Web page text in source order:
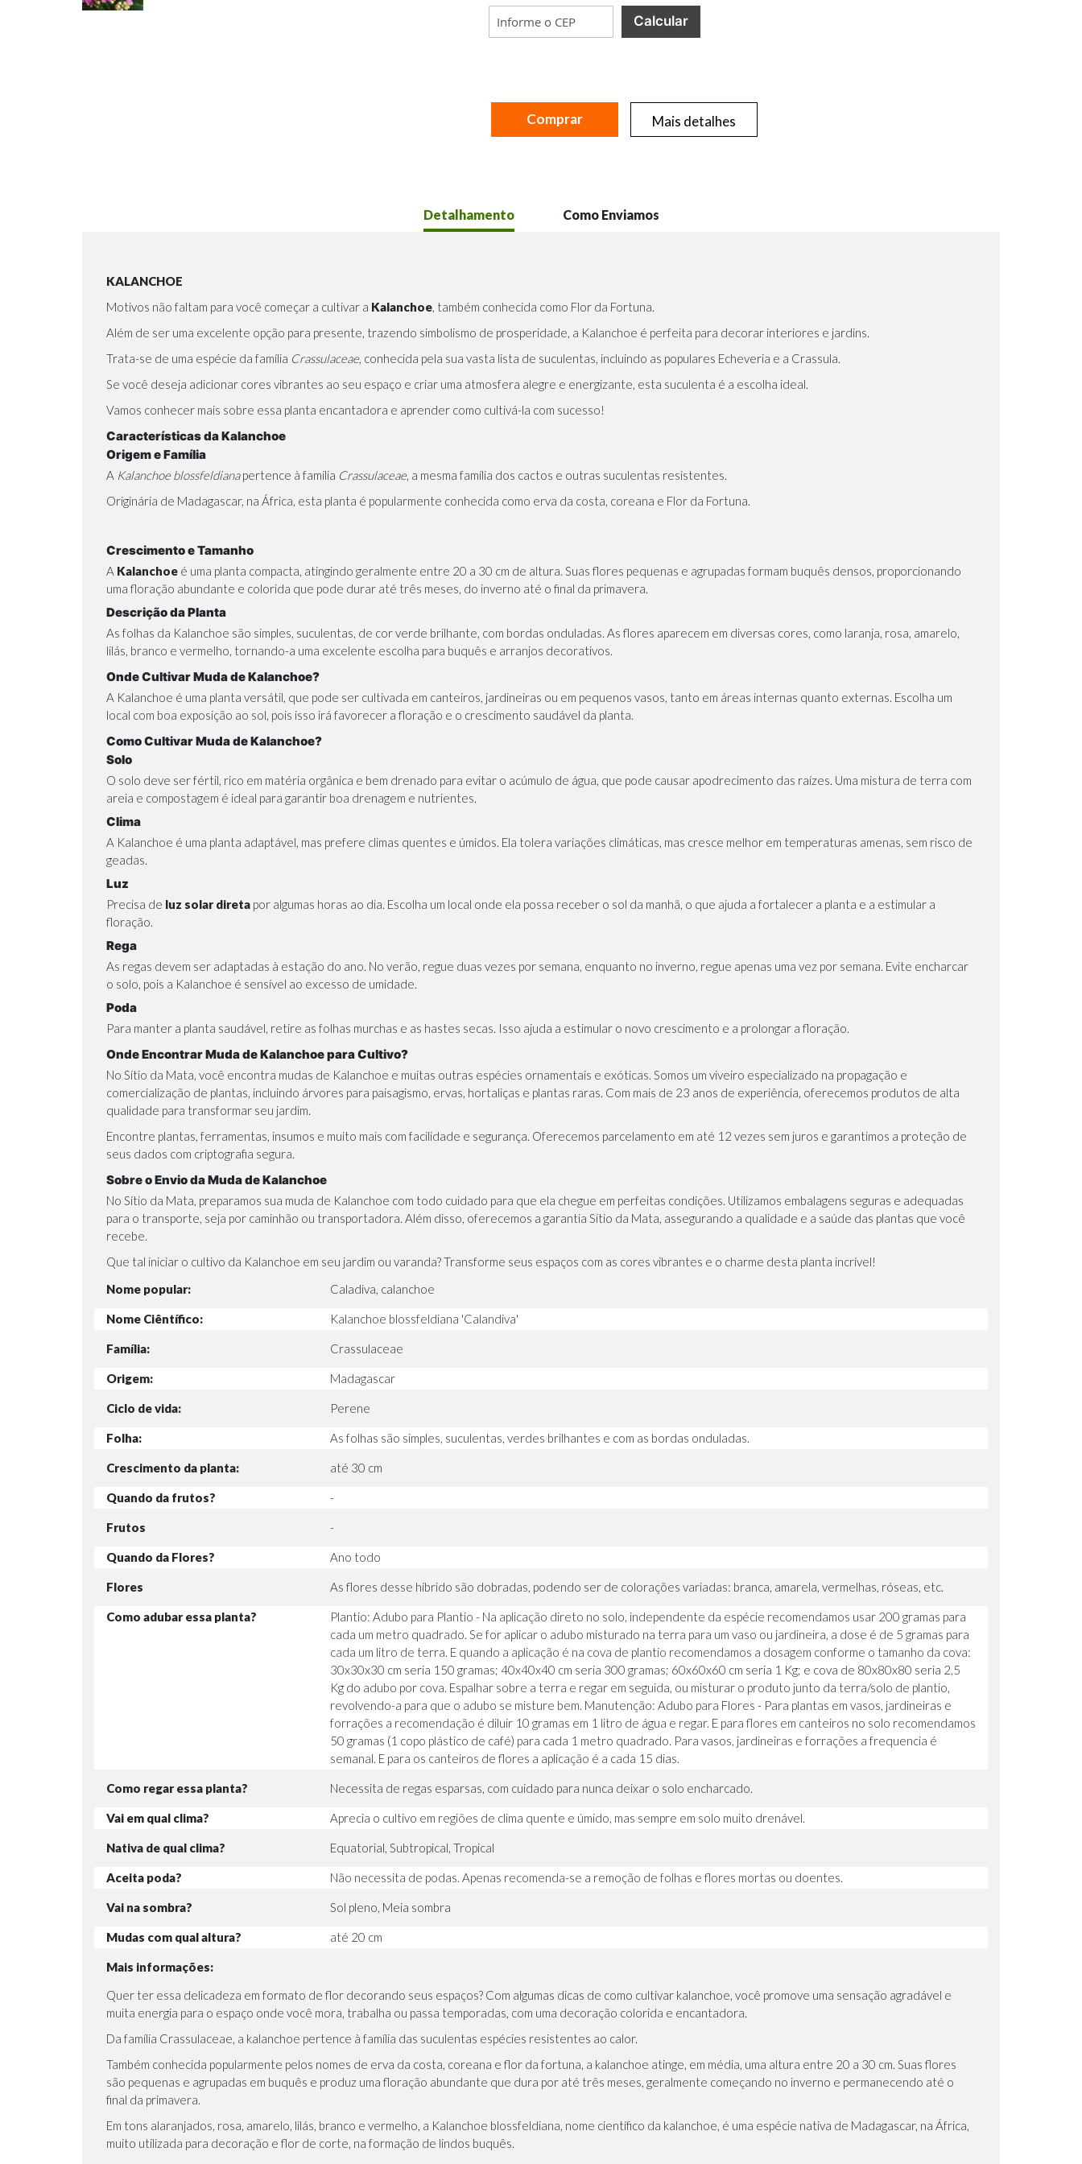
Calcular
Comprar Mais detalhes
Detalhamento
KALANCHOE
Motivos não faltam para você começar a cultivar a Kalanchoe, também conhecida como Flor da Fortuna.
Além de ser uma excelente opção para presente, trazendo simbolismo de prosperidade, a Kalanchoe é perfeita para decorar interiores e jardins.
Trata-se de uma espécie da família Crassulaceae, conhecida pela sua vasta lista de suculentas, incluindo as populares Echeveria e a Crassula.
Se você deseja adicionar cores vibrantes ao seu espaço e criar uma atmosfera alegre e energizante, esta suculenta é a escolha ideal.
Vamos conhecer mais sobre essa planta encantadora e aprender como cultivá-la com sucesso!
Características da Kalanchoe
Origem e Família
A Kalanchoe blossfeldianapertence à família Crassulaceae, a mesma família dos cactos e outras suculentas resistentes.
Originária de Madagascar, na África, esta planta é popularmente conhecida como erva da costa, coreana e Flor da Fortuna.
Crescimento e Tamanho
A Kalanchoe é uma planta compacta, atingindo geralmente entre 20 a 30 cm de altura. Suas flores pequenas e agrupadas formam buquês densos, proporcionando
uma floração abundante e colorida que pode durar até três meses, do inverno até o final da primavera.
Descrição da Planta
As folhas da Kalanchoe são simples, suculentas, de cor verde brilhante, com bordas onduladas. As flores aparecem em diversas cores, como laranja, rosa, amarelo,
lilás, branco e vermelho, tornando-a uma excelente escolha para buquês e arranjos decorativos.
Onde Cultivar Muda de Kalanchoe?
A Kalanchoe é uma planta versátil, que pode ser cultivada em canteiros, jardineiras ou em pequenos vasos, tanto em áreas internas quanto externas. Escolha um
local com boa exposição ao sol, pois isso irá favorecer a floração e o crescimento saudável da planta.
Como Cultivar Muda de Kalanchoe?
Solo
O solo deve ser fértil, rico em matéria orgânica e bem drenado para evitar o acúmulo de água, que pode causar apodrecimento das raízes. Uma mistura de terra com
areia e compostagem é ideal para garantir boa drenagem e nutrientes.
Clima
A Kalanchoe é uma planta adaptável, mas prefere climas quentes e úmidos. Ela tolera variações climáticas, mas cresce melhor em temperaturas amenas, sem risco de
geadas.
Luz
Precisa de luz solar direta por algumas horas ao dia. Escolha um local onde ela possa receber o sol da manhã, o que ajuda a fortalecer a planta e a estimular a
floração.
Rega
As regas devem ser adaptadas à estação do ano. No verão, regue duas vezes por semana, enquanto no inverno, regue apenas uma vez por semana. Evite encharcar
o solo, pois a Kalanchoe é sensível ao excesso de umidade.
Poda
Para manter a planta saudável, retire as folhas murchas e as hastes secas. Isso ajuda a estimular o novo crescimento e a prolongar a floração.
Onde Encontrar Muda de Kalanchoe para Cultivo?
No Sítio da Mata, você encontra mudas de Kalanchoe e muitas outras espécies ornamentais e exóticas. Somos um viveiro especializado na propagação e
comercialização de plantas, incluindo árvores para paisagismo, ervas, hortaliças e plantas raras. Com mais de 23 anos de experiência, oferecemos produtos de alta
qualidade para transformar seu jardim.
Encontre plantas, ferramentas, insumos e muito mais com facilidade e segurança. Oferecemos parcelamento em até 12 vezes sem juros e garantimos a proteção de
seus dados com criptografia segura.
Sobre o Envio da Muda de Kalanchoe
No Sítio da Mata, preparamos sua muda de Kalanchoe com todo cuidado para que ela chegue em perfeitas condições. Utilizamos embalagens seguras e adequadas
para o transporte, seja por caminhão ou transportadora. Além disso, oferecemos a garantia Sítio da Mata, assegurando a qualidade e a saúde das plantas que você
recebe.
Que tal iniciar o cultivo da Kalanchoe em seu jardim ou varanda? Transforme seus espaços com as cores vibrantes e o charme desta planta incrível!
Nome popular:
Caladiva, calanchoe
Nome Ciêntífico: Kalanchoe blossfeldiana 'Calandiva'
Família: Crassulaceae
Origem: Madagascar
Ciclo de vida: Perene
Folha: As folhas são simples, suculentas, verdes brilhantes e com as bordas onduladas.
Crescimento da planta: até 30 cm
Quando da frutos? -
Frutos -
Quando da Flores? Ano todo
Flores As flores desse híbrido são dobradas, podendo ser de colorações variadas: branca, amarela, vermelhas, róseas, etc.
Como adubar essa planta?
Plantio: Adubo para Plantio - Na aplicação direto no solo, independente da espécie recomendamos usar 200 gramas para
cada um metro quadrado. Se for aplicar o adubo misturado na terra para um vaso ou jardineira, a dose é de 5 gramas para
cada um litro de terra. E quando a aplicação é na cova de plantio recomendamos a dosagem conforme o tamanho da cova:
30x30x30 cm seria 150 gramas; 40x40x40 cm seria 300 gramas; 60x60x60 cm seria 1 Kg; e cova de 80x80x80 seria 2,5
Kg do adubo por cova. Espalhar sobre a terra e regar em seguida, ou misturar o produto junto da terra/solo de plantio,
revolvendo-a para que o adubo se misture bem. Manutenção: Adubo para Flores - Para plantas em vasos, jardineiras e
forrações a recomendação é diluir 10 gramas em 1 litro de água e regar. E para flores em canteiros no solo recomendamos
50 gramas (1 copo plástico de café) para cada 1 metro quadrado. Para vasos, jardineiras e forrações a frequencia é
semanal. E para os canteiros de flores a aplicação é a cada 15 dias.
Como regar essa planta? Necessita de regas esparsas, com cuidado para nunca deixar o solo encharcado.
Vai em qual clima? Aprecia o cultivo em regiões de clima quente e úmido, mas sempre em solo muito drenável.
Nativa de qual clima? Equatorial, Subtropical, Tropical
Aceita poda? Não necessita de podas. Apenas recomenda-se a remoção de folhas e flores mortas ou doentes.
Vai na sombra? Sol pleno, Meia sombra
Mudas com qual altura? até 20 cm
Mais informações:
Quer ter essa delicadeza em formato de flor decorando seus espaços? Com algumas dicas de como cultivar kalanchoe, você promove uma sensação agradável e
muita energia para o espaço onde você mora, trabalha ou passa temporadas, com uma decoração colorida e encantadora.
Da família Crassulaceae, a kalanchoe pertence à família das suculentas espécies resistentes ao calor.
Também conhecida popularmente pelos nomes de erva da costa, coreana e flor da fortuna, a kalanchoe atinge, em média, uma altura entre 20 a 30 cm. Suas flores
são pequenas e agrupadas em buquês e produz uma floração abundante que dura por até três meses, geralmente começando no inverno e permanecendo até o
final da primavera.
Em tons alaranjados, rosa, amarelo, lilás, branco e vermelho, a Kalanchoe blossfeldiana, nome científico da kalanchoe, é uma espécie nativa de Madagascar, na África,
muito utilizada para decoração e flor de corte, na formação de lindos buquês.
Como Enviamos